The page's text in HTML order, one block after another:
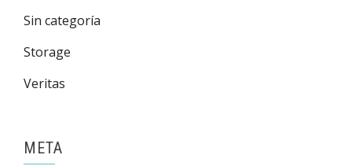
Sin categoría
Storage
Veritas
META